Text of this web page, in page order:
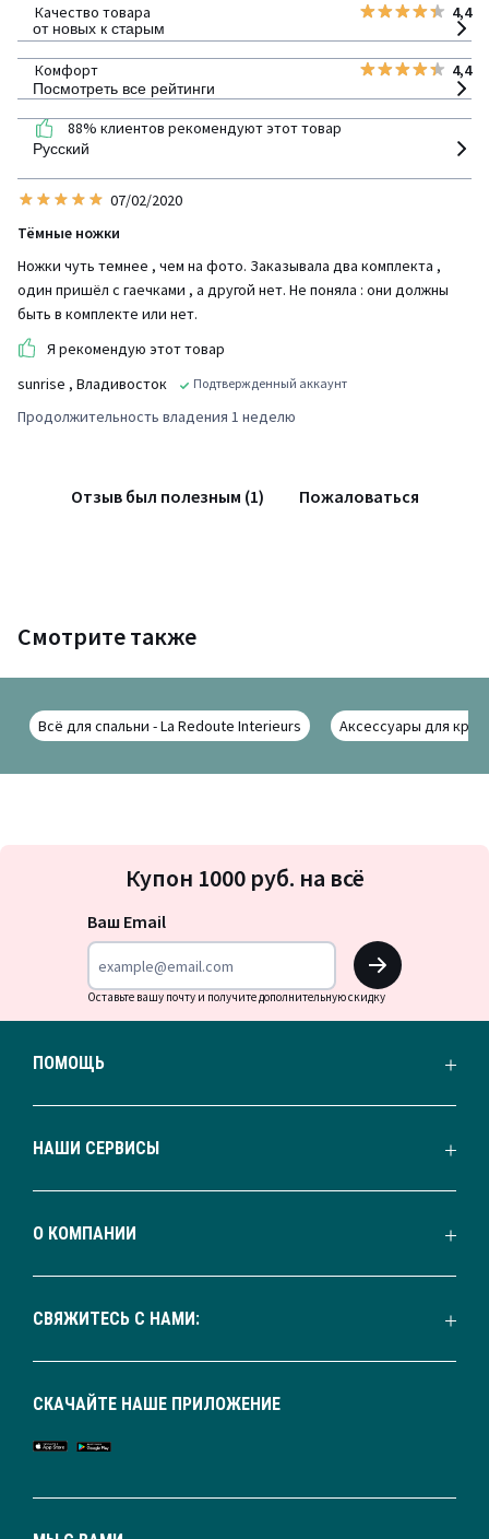
Качество товара 4,4
Комфорт 4,4
88% клиентов рекомендуют этот товар
от новых к старым
Посмотреть все рейтинги
Русский
07/02/2020
Тёмные ножки
Ножки чуть темнее , чем на фото. Заказывала два комплекта ,
один пришёл с гаечками , а другой нет. Не поняла : они должны
быть в комплекте или нет.
Я рекомендую этот товар
sunrise , Владивосток Подтвержденный аккаунт
Продолжительность владения 1 неделю
Отзыв был полезным (1) Пожаловаться
Смотрите также
Всё для спальни - La Redoute Interieurs Аксессуары для
Подписка
на
Купон 1000 руб. на всё
Ваш Email
OK
Оставьте вашу почту и получите дополнительную скидку
ПОМОЩЬ
НАШИ СЕРВИСЫ
О КОМПАНИИ
СВЯЖИТЕСЬ С НАМИ:
СКАЧАЙТЕ НАШЕ ПРИЛОЖЕНИЕ